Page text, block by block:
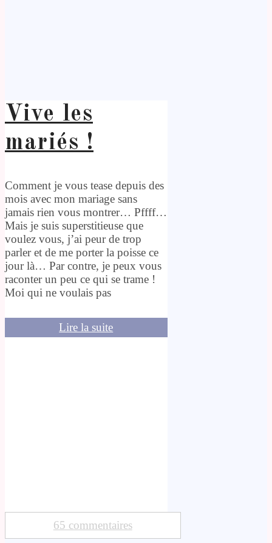
Vive les
mariés !
Comment je vous tease depuis des
mois avec mon mariage sans
jamais rien vous montrer… Pffff…
Mais je suis superstitieuse que
voulez vous, j’ai peur de trop
parler et de me porter la poisse ce
jour là… Par contre, je peux vous
raconter un peu ce qui se trame !
Moi qui ne voulais pas
Lire la suite
65 commentaires